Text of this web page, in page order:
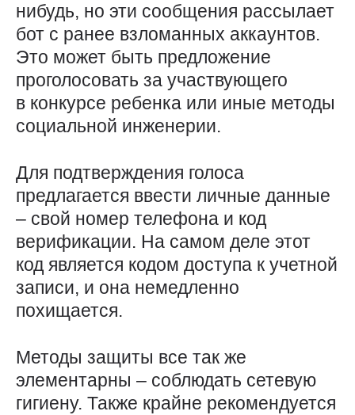
нибудь, но эти сообщения рассылает
бот с ранее взломанных аккаунтов.
Это может быть предложение
проголосовать за участвующего
в конкурсе ребенка или иные методы
социальной инженерии.
Для подтверждения голоса
предлагается ввести личные данные
– свой номер телефона и код
верификации. На самом деле этот
код является кодом доступа к учетной
записи, и она немедленно
похищается.
Методы защиты все так же
элементарны – соблюдать сетевую
гигиену. Также крайне рекомендуется